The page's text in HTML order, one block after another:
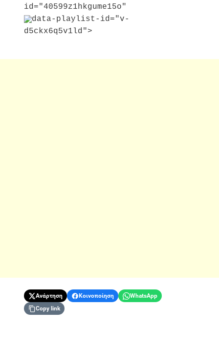
id="40599z1hkgume15o"
data-playlist-id="v-
d5ckx6q5v1ld">
Ανάρτηση Κοινοποίηση
WhatsApp
Copy link